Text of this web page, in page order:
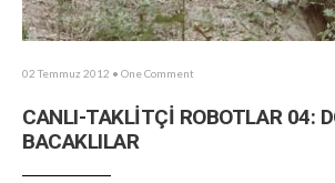
02 Temmuz 2012 • One Comment
CANLI-TAKLİTÇİ ROBOTLAR 04:
BACAKLILAR